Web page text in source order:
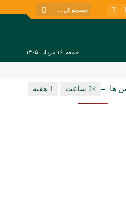
جمعه, ۱۶ مرداد , ۱۴۰۵
ها 1 هفته 24 ساعت